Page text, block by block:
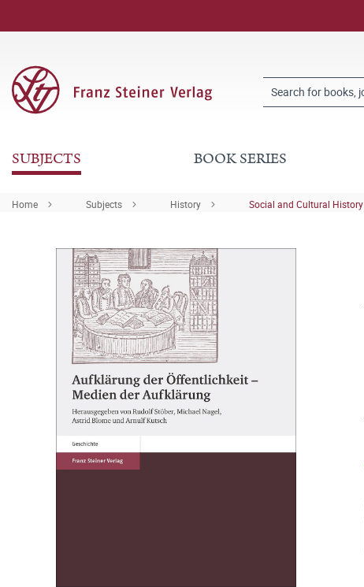
SUBJECTS BOOK SERIES
Home Subjects History Social and Cultural History